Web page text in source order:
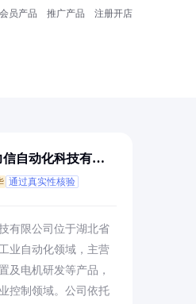
会员产品 推广产品 注册开店
自动化科技有限
通过真实性核验
有限公司位于湖北省
业自动化领域，主营
及电机研发等产品，
控制领域。公司依托